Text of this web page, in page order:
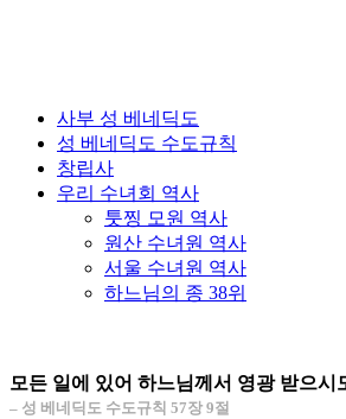
사부 성 베네딕도
성 베네딕도 수도규칙
창립사
우리 수녀회 역사
툿찡 모원 역사
원산 수녀원 역사
서울 수녀원 역사
하느님의 종 38위
모든 일에 있어 하느님께서 영광 받으시
– 성 베네딕도 수도규칙 57장 9절